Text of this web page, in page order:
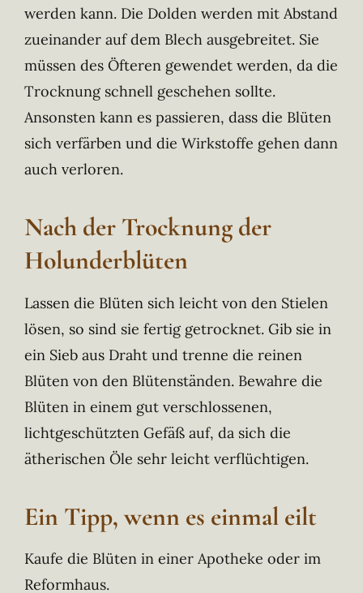
werden kann. Die Dolden werden mit Abstand
zueinander auf dem Blech ausgebreitet. Sie
müssen des Öfteren gewendet werden, da die
Trocknung schnell geschehen sollte.
Ansonsten kann es passieren, dass die Blüten
sich verfärben und die Wirkstoffe gehen dann
auch verloren.
Nach der Trocknung der
Holunderblüten
Lassen die Blüten sich leicht von den Stielen
lösen, so sind sie fertig getrocknet. Gib sie in
ein Sieb aus Draht und trenne die reinen
Blüten von den Blütenständen. Bewahre die
Blüten in einem gut verschlossenen,
lichtgeschützten Gefäß auf, da sich die
ätherischen Öle sehr leicht verflüchtigen.
Ein Tipp, wenn es einmal eilt
Kaufe die Blüten in einer Apotheke oder im
Reformhaus.